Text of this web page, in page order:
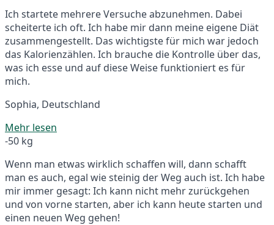
Ich startete mehrere Versuche abzunehmen. Dabei
scheiterte ich oft. Ich habe mir dann meine eigene Diät
zusammengestellt. Das wichtigste für mich war jedoch
das Kalorienzählen. Ich brauche die Kontrolle über das,
was ich esse und auf diese Weise funktioniert es für
mich.
Sophia, Deutschland
Mehr lesen
-50 kg
Wenn man etwas wirklich schaffen will, dann schafft
man es auch, egal wie steinig der Weg auch ist. Ich habe
mir immer gesagt: Ich kann nicht mehr zurückgehen
und von vorne starten, aber ich kann heute starten und
einen neuen Weg gehen!